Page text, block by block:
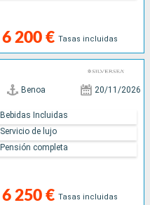
6 200 € Tasas incluidas
Benoa 20/11/2026
6 250 € Tasas incluidas
Bebidas Incluidas
Servicio de lujo
Pensión completa